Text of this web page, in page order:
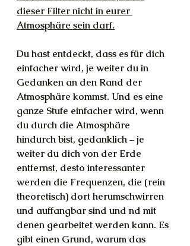
dieser Filter nicht in eurer
Atmosphäre sein darf.
Du hast entdeckt, dass es für dich
einfacher wird, je weiter du in
Gedanken an den Rand der
Atmosphäre kommst. Und es eine
ganze Stufe einfacher wird, wenn
du durch die Atmosphäre
hindurch bist, gedanklich – je
weiter du dich von der Erde
entfernst, desto interessanter
werden die Frequenzen, die (rein
theoretisch) dort herumschwirren
und auffangbar sind und nd mit
denen gearbeitet werden kann. Es
gibt einen Grund, warum das